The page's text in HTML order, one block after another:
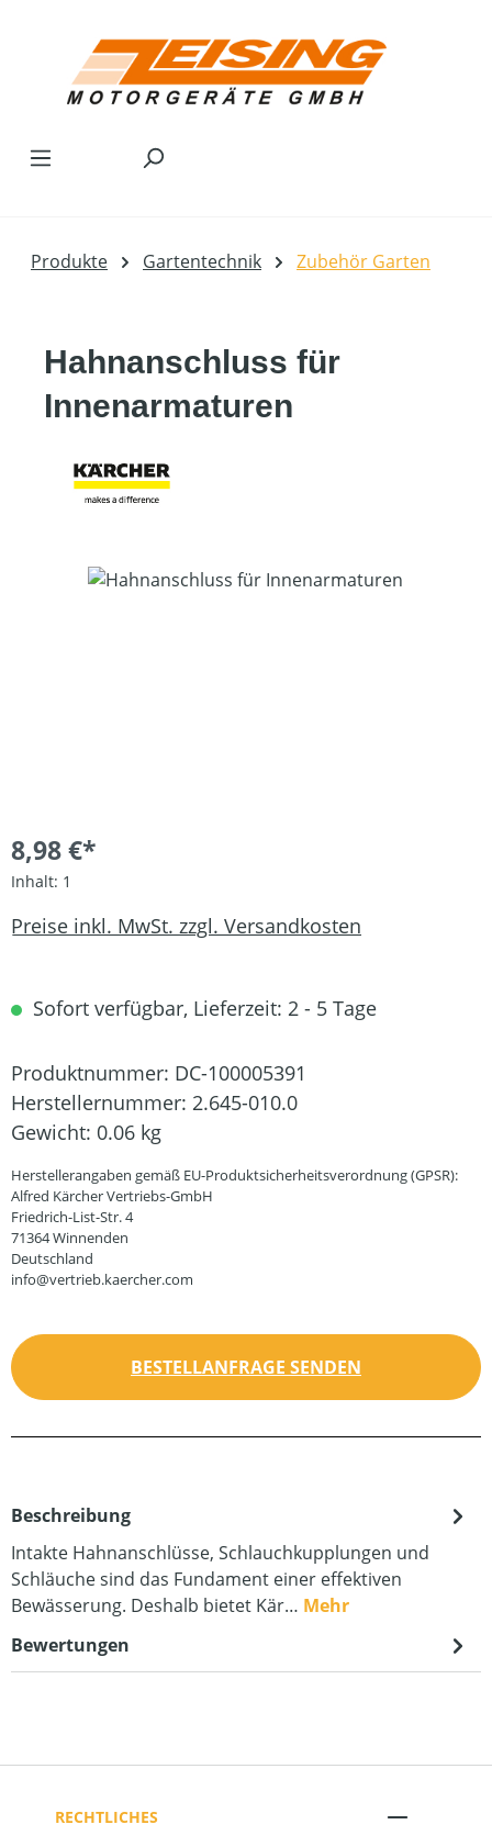
Produkte Gartentechnik Zubehör Garten
Hahnanschluss für
Innenarmaturen
Bildergalerie überspringen
8,98 €*
Inhalt: 1
Preise inkl. MwSt. zzgl. Versandkosten
Sofort verfügbar, Lieferzeit: 2 - 5 Tage
Produktnummer: DC-100005391
Herstellernummer: 2.645-010.0
Gewicht: 0.06 kg
Herstellerangaben gemäß EU-Produktsicherheitsverordnung (GPSR):
Alfred Kärcher Vertriebs-GmbH
Friedrich-List-Str. 4
71364 Winnenden
Deutschland
info@vertrieb.kaercher.com
BESTELLANFRAGE SENDEN
Beschreibung
Intakte Hahnanschlüsse, Schlauchkupplungen und
Schläuche sind das Fundament einer effektiven
Bewässerung. Deshalb bietet Kär… Mehr
Bewertungen
RECHTLICHES